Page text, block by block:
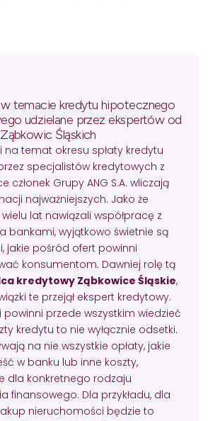
temacie kredytu hipotecznego
udzielane przez ekspertów od
Śląskich
temat okresu spłaty kredytu
specjalistów kredytowych z
członek Grupy ANG S.A. wliczają
najważniejszych. Jako że
lat nawiązali współpracę z
bankami, wyjątkowo świetnie są
jakie pośród ofert powinni
konsumentom. Dawniej rolę tą
kredytowy Ząbkowice Śląskie,
te przejął ekspert kredytowy.
powinni przede wszystkim wiedzieć
kredytu to nie wyłącznie odsetki.
na nie wszystkie opłaty, jakie
w banku lub inne koszty,
dla konkretnego rodzaju
finansowego. Dla przykładu, dla
nieruchomości będzie to